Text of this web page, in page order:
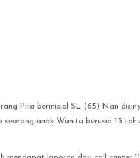
Pria berinisial SL (65) Nan
anak Wanita berusia 13